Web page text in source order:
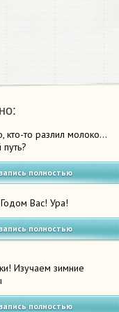
кто-то разлил молоко…
полностью
Вас! Ура!
полностью
Изучаем зимние
полностью